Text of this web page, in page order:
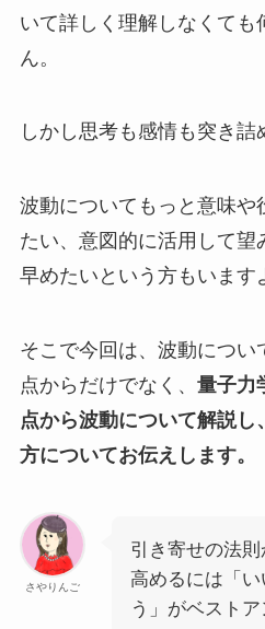
いて詳しく理解しなくても
ん。
しかし思考も感情も突き詰
波動についてもっと意味や
たい、意図的に活用して望
早めたいという方もいます
そこで今回は、波動につい
点からだけでなく、 量子力
点から波動について解説
方についてお伝えします。
さやりんご
引き寄せの法
高めるには「い
う」がベスト